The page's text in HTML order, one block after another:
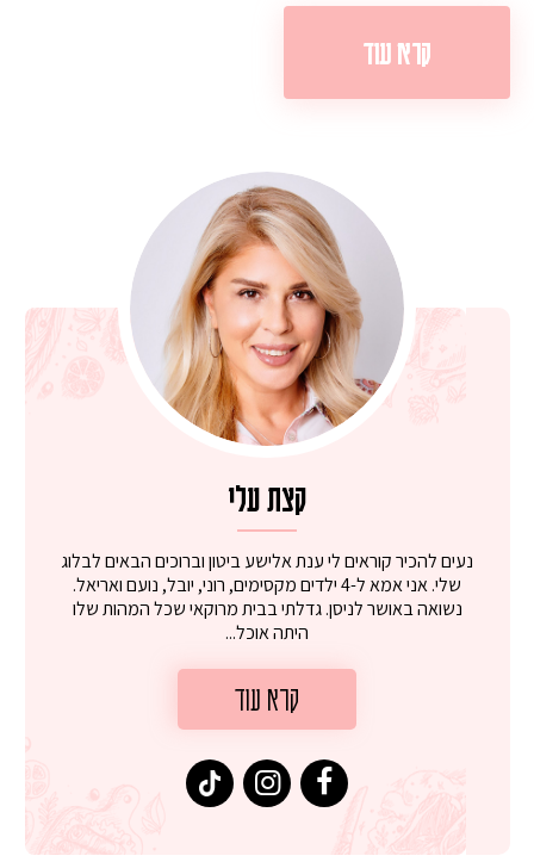
קרא עוד
קצת עלי
נעים להכיר קוראים לי ענת אלישע ביטון וברוכים הבאים לבלוג
שלי. אני אמא ל-4 ילדים מקסימים, רוני, יובל, נועם ואריאל.
נשואה באושר לניסן. גדלתי בבית מרוקאי שכל המהות שלו
היתה אוכל...
קרא עוד